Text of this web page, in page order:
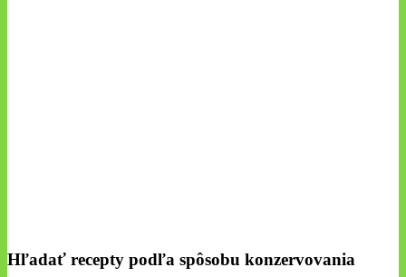
Hľadať recepty podľa spôsobu konzervovania